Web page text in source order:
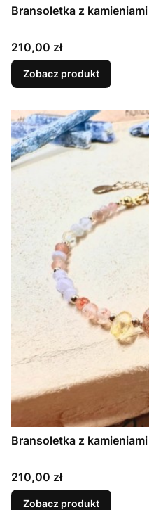
Bransoletka z
Cena
210,00 zł
Zobacz produkt
Bransoletka z
Cena
210,00 zł
Zobacz produkt